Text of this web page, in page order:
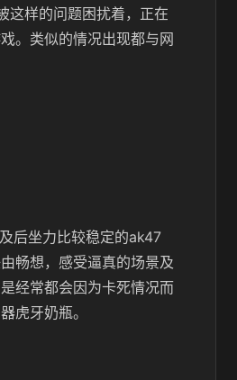
这样的问题困扰着，正在
。类似的情况出现都与网
后坐力比较稳定的ak47
畅想，感受逼真的场景及
经常都会因为卡死情况而
虎牙奶瓶。